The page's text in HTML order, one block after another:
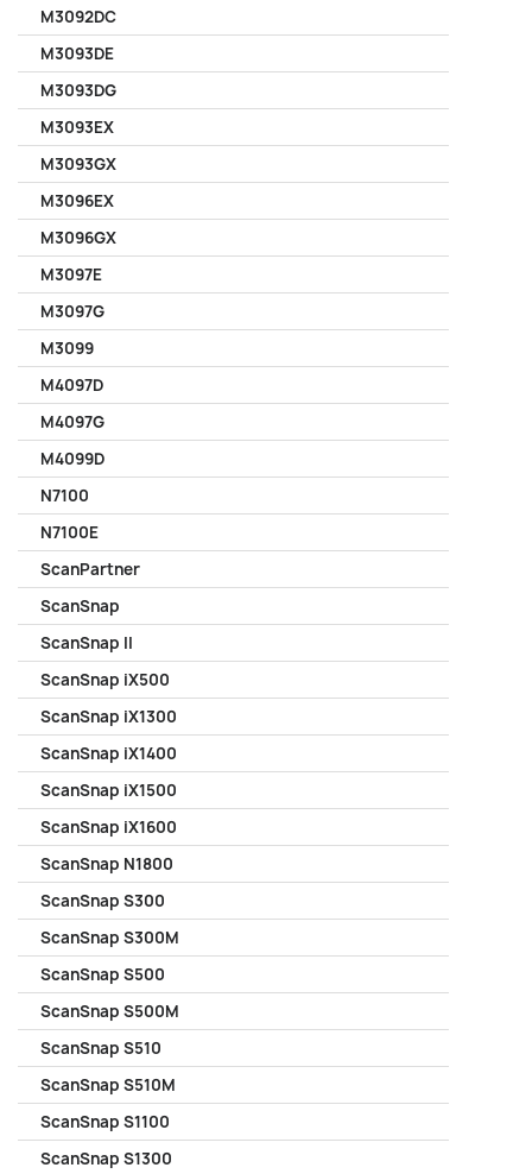
M3092DC
M3093DE
M3093DG
M3093EX
M3093GX
M3096EX
M3096GX
M3097E
M3097G
M3099
M4097D
M4097G
M4099D
N7100
N7100E
ScanPartner
ScanSnap
ScanSnap II
ScanSnap iX500
ScanSnap iX1300
ScanSnap iX1400
ScanSnap iX1500
ScanSnap iX1600
ScanSnap N1800
ScanSnap S300
ScanSnap S300M
ScanSnap S500
ScanSnap S500M
ScanSnap S510
ScanSnap S510M
ScanSnap S1100
ScanSnap S1300